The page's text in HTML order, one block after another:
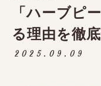
「ハーブピ
る理由を徹
2025.09.09
アクセス
予約・キャンペー